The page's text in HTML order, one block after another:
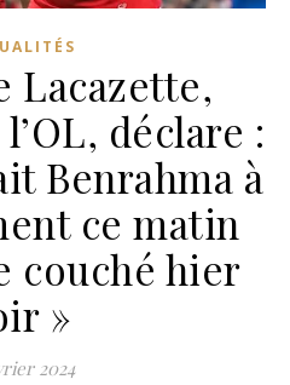
Lacazette,
déclare :
Benrahma à
ce matin
couché hier
»
2024